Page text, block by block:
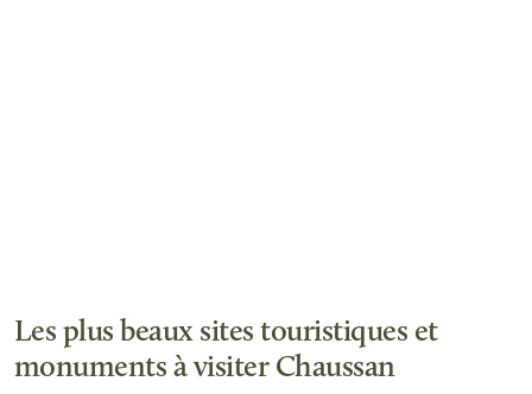
Les plus beaux sites touristiques et
monuments à visiter Chaussan